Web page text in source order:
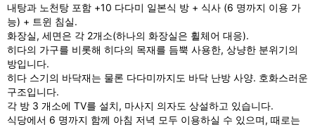
u
s
내탕과 노천탕 포함 +10 다다미 일본식 방 + 식사 (6 명까지 이용 가
능) + 트윈 침실.
화장실, 세면은 각 2개소(하나의 화장실은 휠체어 대응).
히다의 가구를 비롯해 히다의 목재를 듬뿍 사용한, 상냥한 분위기의
방입니다.
히다 스기의 바닥재는 물론 다다미까지도 바닥 난방 사양. 호화스러운
구조입니다.
각 방 3 개소에 TV를 설치, 마사지 의자도 상설하고 있습니다.
식당에서 6 명까지 함께 아침 저녁 모두 이용하실 수 있으며, 때로는